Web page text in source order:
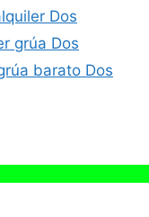
Dos
grúa Dos
barato Dos